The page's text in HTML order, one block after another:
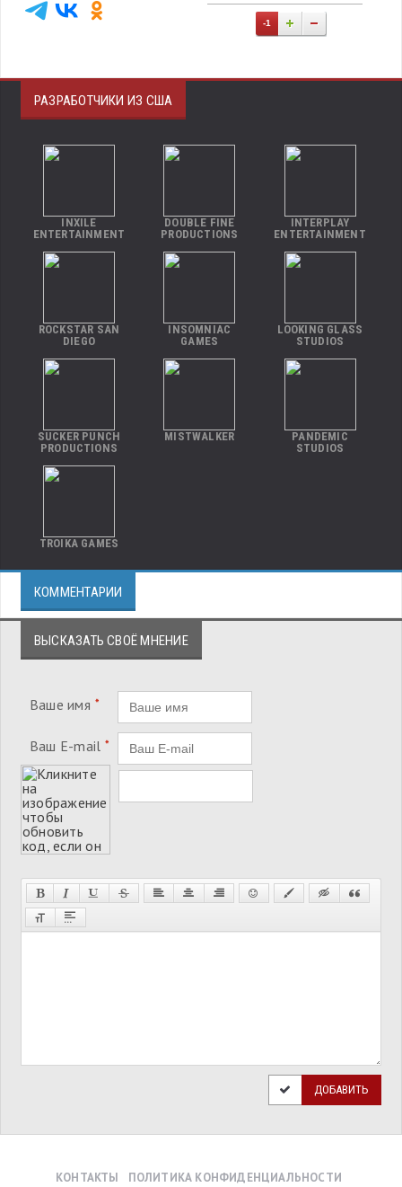
-1
РАЗРАБОТЧИКИ ИЗ США
INXILE
ENTERTAINMENT
DOUBLE FINE
PRODUCTIONS
INTERPLAY
ENTERTAINMENT
ROCKSTAR SAN
DIEGO
INSOMNIAC
GAMES
LOOKING GLASS
STUDIOS
SUCKER PUNCH
PRODUCTIONS
MISTWALKER
PANDEMIC
STUDIOS
TROIKA GAMES
КОММЕНТАРИИ
ВЫСКАЗАТЬ СВОЁ МНЕНИЕ
Ваше имя *
Ваш E-mail *
ДОБАВИТЬ
КОНТАКТЫ ПОЛИТИКА КОНФИДЕНЦИАЛЬНОСТИ